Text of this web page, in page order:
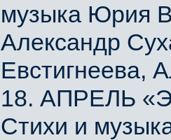
музыка Юрия
Александр
Евстигнеева,
18. АПРЕЛЬ
Стихи и